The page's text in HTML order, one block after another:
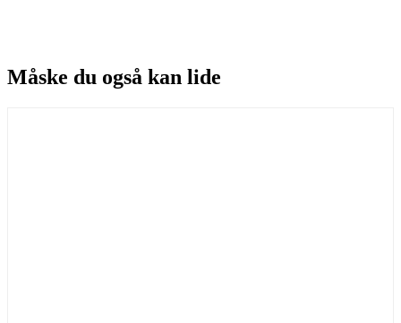
Måske du også kan lide